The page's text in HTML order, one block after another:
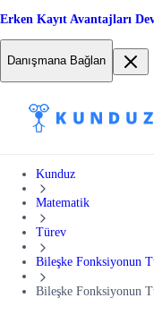
Erken Kayıt Avantajları
Danışmana Bağlan
Kunduz
Matematik
Türev
Bileşke Fonksiyonun
Bileşke Fonksiyonun